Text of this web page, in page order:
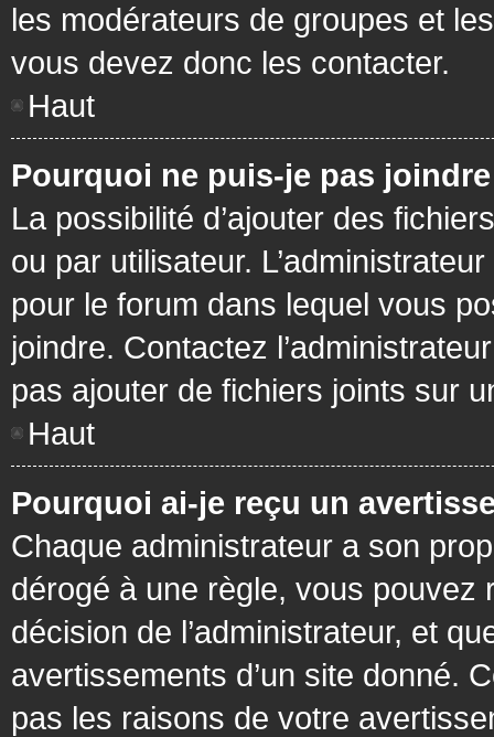
les modérateurs de groupes et
vous devez donc les contacter.
Haut
Pourquoi ne puis-je pas
La possibilité d’ajouter des
ou par utilisateur.
pour le forum dans lequel vous
joindre. Contactez
pas ajouter de fichiers joints sur
Haut
Pourquoi ai-je reçu un
Chaque administrateur a son
dérogé à une règle, vous pouvez
décision de l’administrateur, et
avertissements d’un site donné.
pas les raisons de votre